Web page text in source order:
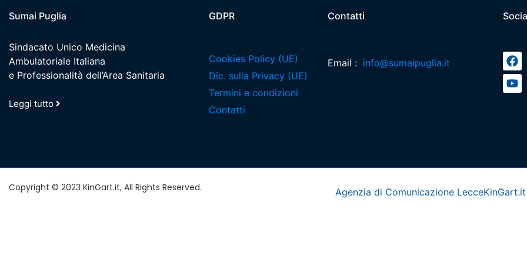
Sumai Puglia
Sindacato Unico Medicina
Ambulatoriale Italiana
e Professionalità dell’Area Sanitaria
Leggi tutto
GDPR
Cookies Policy (UE)
Dic. sulla Privacy (UE)
Termini e condizioni
Contatti
Contatti
Email : info@sumaipuglia.it
Copyright © 2023 KinGart.it, All Rights Reserved. Agenzia di Comunicazione LecceKinGart.it